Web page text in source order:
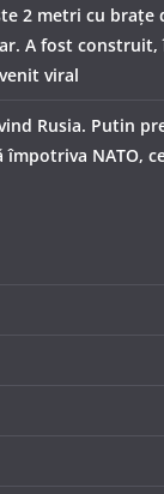
2 metri cu brațe
A fost construit,
viral
Rusia. Putin
NATO,